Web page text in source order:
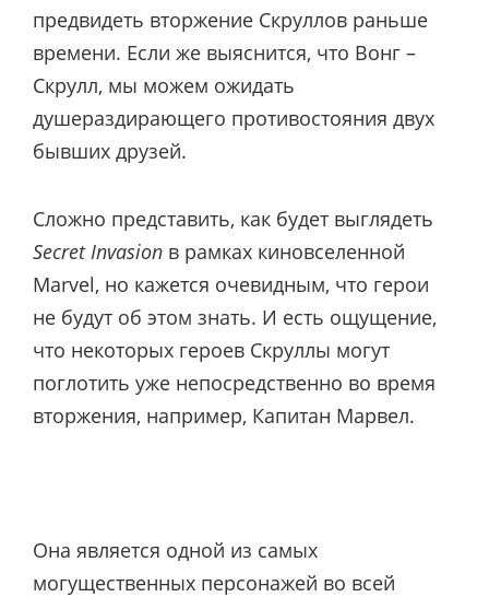
предвидеть вторжение Скруллов раньше
времени. Если же выяснится, что Вонг –
Скрулл, мы можем ожидать
душераздирающего противостояния двух
бывших друзей.
Сложно представить, как будет выглядеть
Secret Invasion в рамках киновселенной
Marvel, но кажется очевидным, что герои
не будут об этом знать. И есть ощущение,
что некоторых героев Скруллы могут
поглотить уже непосредственно во время
вторжения, например, Капитан Марвел.
Она является одной из самых
могущественных персонажей во всей